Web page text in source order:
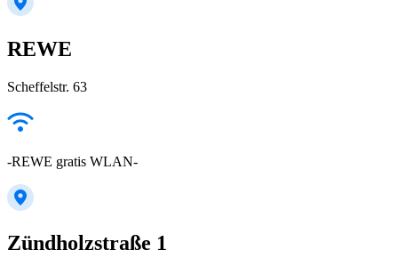
REWE
Scheffelstr. 63
-REWE gratis WLAN-
Zündholzstraße 1